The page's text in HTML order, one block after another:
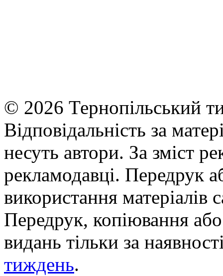
© 2026 Тернопільський
Відповідальність за
несуть автори. За зміст
рекламодавці. Передрук
використання матеріалів
Передрук, копіювання
видань тільки за
тиждень.